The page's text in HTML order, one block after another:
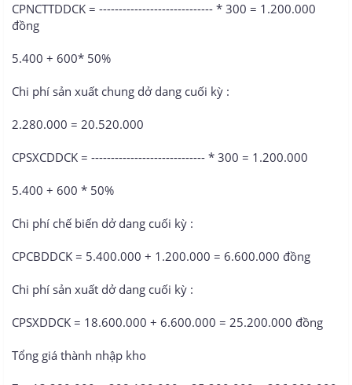
CPNCTTDDCK = ----------------------------- * 300 = 1.200.000
đồng
5.400 + 600* 50%
Chi phí sản xuất chung dở dang cuối kỳ :
2.280.000 = 20.520.000
CPSXCDDCK = ----------------------------- * 300 = 1.200.000
5.400 + 600 * 50%
Chi phí chế biến dở dang cuối kỳ :
CPCBDDCK = 5.400.000 + 1.200.000 = 6.600.000 đồng
Chi phí sản xuất dở dang cuối kỳ :
CPSXDDCK = 18.600.000 + 6.600.000 = 25.200.000 đồng
Tổng giá thành nhập kho